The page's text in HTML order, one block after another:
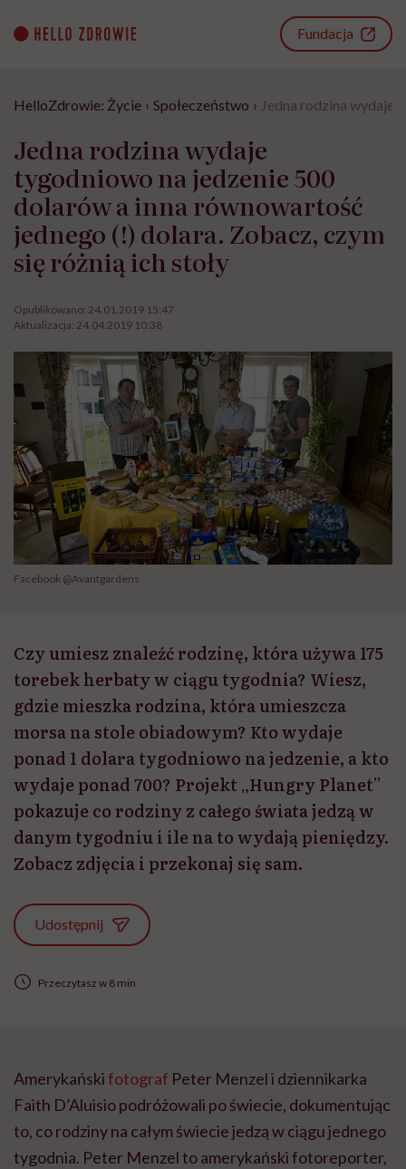
content
Fundacja
HelloZdrowie: Życie › Społeczeństwo › Jedna rodzina wydaje
Jedna rodzina wydaje
tygodniowo na jedzenie 500
dolarów a inna równowartość
jednego (!) dolara. Zobacz, czym
się różnią ich stoły
Opublikowano: 24.01.2019 15:47
Aktualizacja: 24.04.2019 10:38
Facebook @Avantgardens
Czy umiesz znaleźć rodzinę, która używa 175
torebek herbaty w ciągu tygodnia? Wiesz,
gdzie mieszka rodzina, która umieszcza
morsa na stole obiadowym? Kto wydaje
ponad 1 dolara tygodniowo na jedzenie, a kto
wydaje ponad 700? Projekt „Hungry Planet”
pokazuje co rodziny z całego świata jedzą w
danym tygodniu i ile na to wydają pieniędzy.
Zobacz zdjęcia i przekonaj się sam.
Udostępnij
Przeczytasz w 8 min
Amerykańskifotograf Peter Menzel i dziennikarka
Faith D’Aluisio podróżowali po świecie, dokumentując
to, co rodziny na całym świecie jedzą w ciągu jednego
tygodnia. Peter Menzel to amerykański fotoreporter,